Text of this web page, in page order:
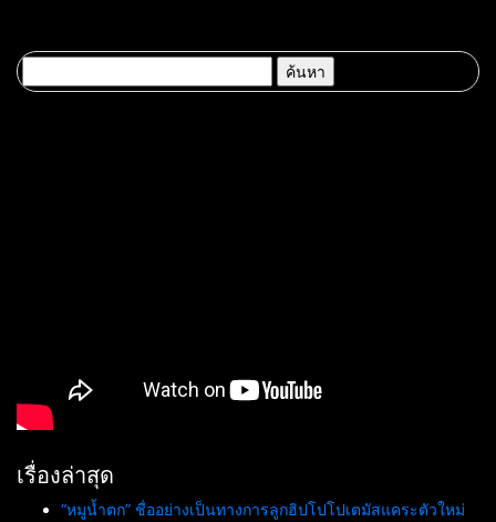
สำหรับ:
เรื่องล่าสุด
“หมูน้ำตก” ชื่ออย่างเป็นทางการลูกฮิปโปโปเตมัสแคระตัวใหม่